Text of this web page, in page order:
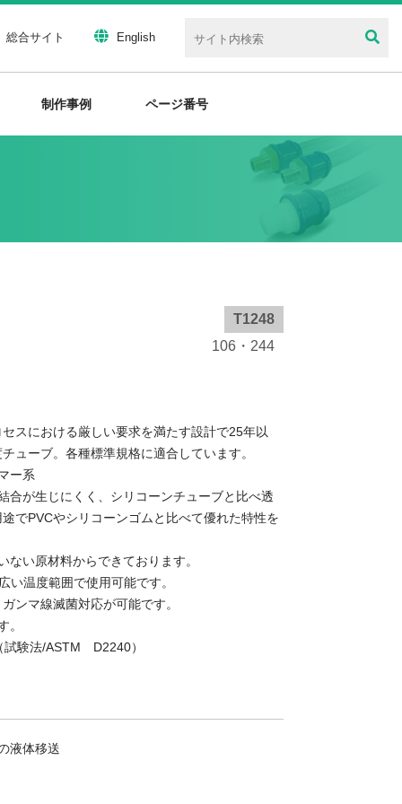
総合サイト English
制作事例 ページ番号
T1248
106・244
スにおける厳しい要求を満たす設計で25年以
ューブ。各種標準規格に適合しています。
ー系
合が生じにくく、シリコーンチューブと比べ透
でPVCやシリコーンゴムと比べて優れた特性を
ない原材料からできております。
温度範囲で使用可能です。
ンマ線滅菌対応が可能です。
。
試験法/ASTM D2240）
液体移送